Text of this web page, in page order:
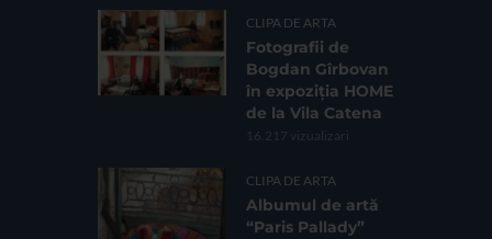
CLIPA DE ARTA
Fotografii de
Bogdan Gîrbovan
în expoziția HOME
de la Vila Catena
16.217 vizualizari
CLIPA DE ARTA
Albumul de artă
“Paris Pallady”